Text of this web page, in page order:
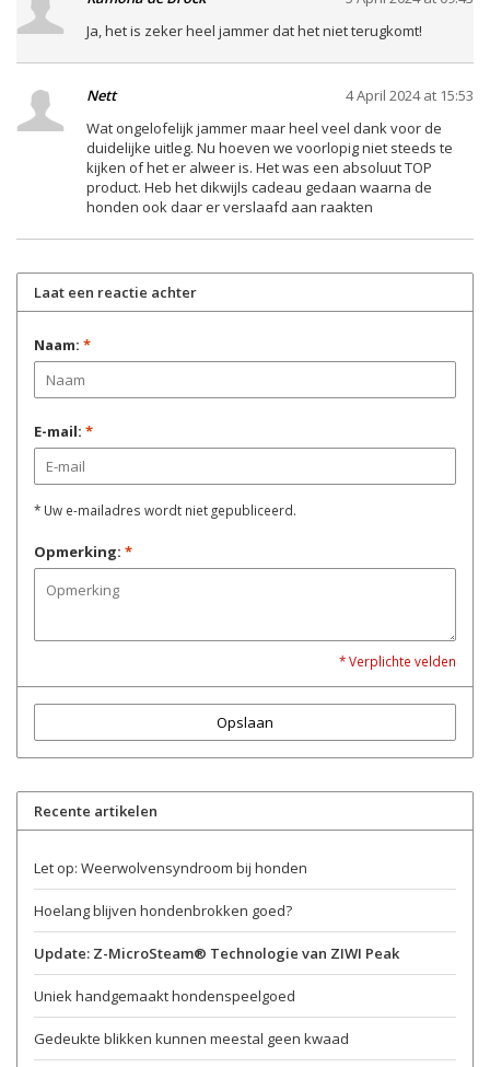
Ja, het is zeker heel jammer dat het niet terugkomt!
Nett
4 April 2024 at 15:53
Wat ongelofelijk jammer maar heel veel dank voor de
duidelijke uitleg. Nu hoeven we voorlopig niet steeds te
kijken of het er alweer is. Het was een absoluut TOP
product. Heb het dikwijls cadeau gedaan waarna de
honden ook daar er verslaafd aan raakten
Laat een reactie achter
Naam: *
E-mail: *
* Uw e-mailadres wordt niet gepubliceerd.
Opmerking: *
* Verplichte velden
Opslaan
Recente artikelen
Let op: Weerwolvensyndroom bij honden
Hoelang blijven hondenbrokken goed?
Update: Z-MicroSteam® Technologie van ZIWI Peak
Uniek handgemaakt hondenspeelgoed
Gedeukte blikken kunnen meestal geen kwaad